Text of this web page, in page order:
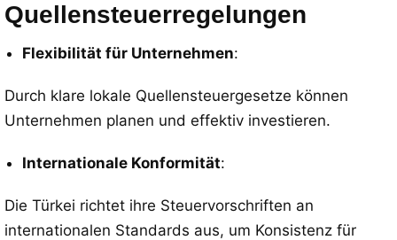
Quellensteuerregelungen
Flexibilität für Unternehmen:
Durch klare lokale Quellensteuergesetze können
Unternehmen planen und effektiv investieren.
Internationale Konformität:
Die Türkei richtet ihre Steuervorschriften an
internationalen Standards aus, um Konsistenz für